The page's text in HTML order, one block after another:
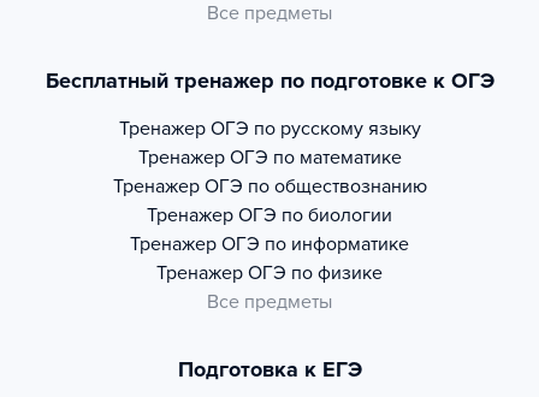
Все предметы
Бесплатный тренажер по подготовке к ОГЭ
Тренажер ОГЭ по русскому языку
Тренажер ОГЭ по математике
Тренажер ОГЭ по обществознанию
Тренажер ОГЭ по биологии
Тренажер ОГЭ по информатике
Тренажер ОГЭ по физике
Все предметы
Подготовка к ЕГЭ